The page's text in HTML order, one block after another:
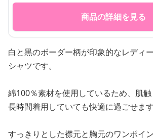
商品の詳細を見る
白と黒のボーダー柄が印象的なレディ
シャツです。
綿100％素材を使用しているため、肌触
長時間着用していても快適に過ごせます
すっきりとした襟元と胸元のワンポイ